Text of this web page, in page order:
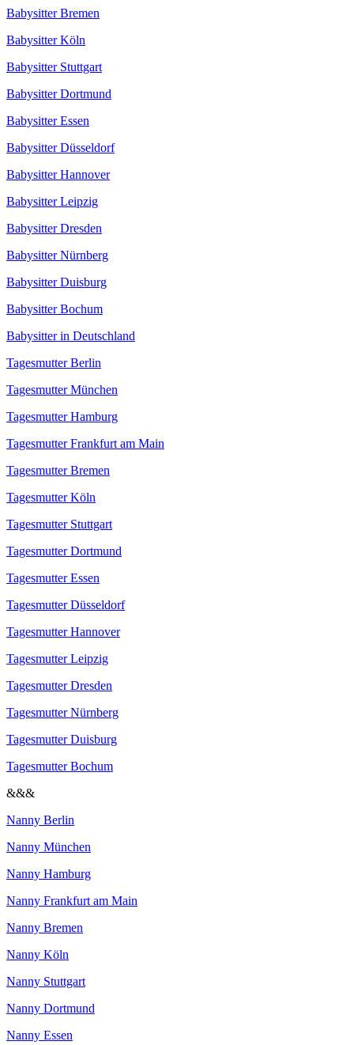
Babysitter Bremen
Babysitter Köln
Babysitter Stuttgart
Babysitter Dortmund
Babysitter Essen
Babysitter Düsseldorf
Babysitter Hannover
Babysitter Leipzig
Babysitter Dresden
Babysitter Nürnberg
Babysitter Duisburg
Babysitter Bochum
Babysitter in Deutschland
Tagesmutter Berlin
Tagesmutter München
Tagesmutter Hamburg
Tagesmutter Frankfurt am Main
Tagesmutter Bremen
Tagesmutter Köln
Tagesmutter Stuttgart
Tagesmutter Dortmund
Tagesmutter Essen
Tagesmutter Düsseldorf
Tagesmutter Hannover
Tagesmutter Leipzig
Tagesmutter Dresden
Tagesmutter Nürnberg
Tagesmutter Duisburg
Tagesmutter Bochum
&&&
Nanny Berlin
Nanny München
Nanny Hamburg
Nanny Frankfurt am Main
Nanny Bremen
Nanny Köln
Nanny Stuttgart
Nanny Dortmund
Nanny Essen